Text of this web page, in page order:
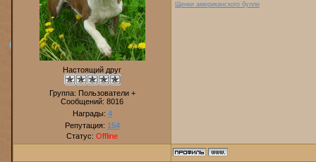
Настоящий друг
Группа: Пользователи +
Сообщений: 8016
Награды: 4
Репутация: 154
Статус: Offline
Щенки американского булли